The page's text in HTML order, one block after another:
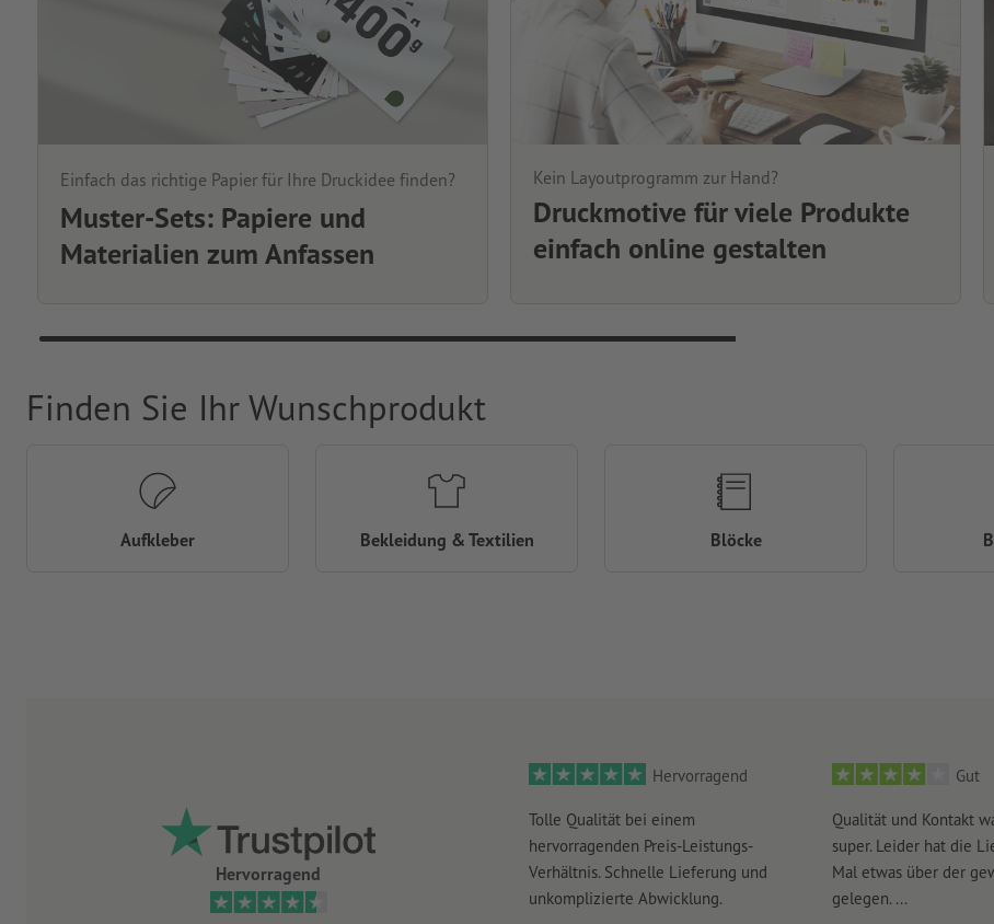
Einfach das richtige Papier für Ihre Druckidee finden?
Muster-Sets: Papiere und
Materialien zum Anfassen
Kein Layoutprogramm zur Hand?
Druckmotive für viele Produkte
einfach online gestalten
Hervorragend
Hervorragend
Tolle Qualität bei einem
hervorragenden Preis-Leistungs-
Verhältnis. Schnelle Lieferung und
unkomplizierte Abwicklung.
Gut
Qualität und Kontakt
super. Leider hat die
Mal etwas über der
gelegen. ...
Finden Sie Ihr Wunschprodukt
Aufkleber Bekleidung & Textilien Blöcke